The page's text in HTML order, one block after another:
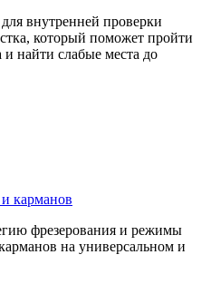
внутренней проверки
который поможет пройти
найти слабые места до
карманов
фрезерования и режимы
на универсальном и